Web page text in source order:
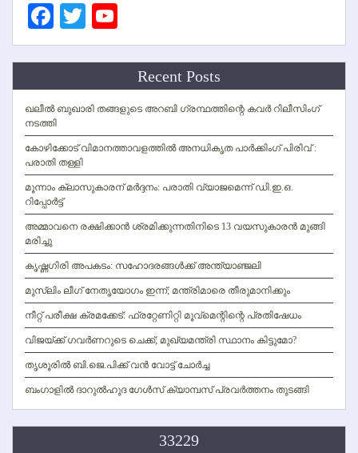
Facebook
Twitter
Channel
Recent Posts
ഖലീല്‍ ബുഖാരി തങ്ങളുടെ അറബി ഗ്രന്ഥത്തിന്റെ കവര്‍ റിലീസിംഗ്
നടത്തി
കോഴിക്കോട് വിമാനത്താവളത്തില്‍ അനധികൃത പാര്‍ക്കിംഗ് പിരിവ് :
പരാതി തള്ളി
മൂന്നാം ക്ലാസുകാരന് മര്‍ദ്ദനം: പരാതി വ്യാജമെന്ന് ഡി.ഇ.ഒ.
റിപ്പോര്‍ട്ട്
അമ്മാവനെ രക്ഷിക്കാന്‍ ശ്രമിക്കുന്നതിനിടെ 13 വയസുകാരന്‍ മുങ്ങി
മരിച്ചു
കൃഷ്ണഗിരി അപകടം: സഹോദരങ്ങള്‍ക്ക് അന്ത്യാഞ്ജലി
മുസ്ലിം ലീഗ് നേതൃയോഗം ഇന്ന്; മന്ത്രിമാരെ തീരുമാനിക്കും
നീറ്റ് പരീക്ഷ ക്രമക്കേട്: ഫ്രറ്റേണിറ്റി മൂവ്‌മെന്റിന്റെ പ്രതിഷേധം
വിജയ്ക്ക് ഗവര്‍ണറുടെ ചെക്ക്; മുഖ്യമന്ത്രി സ്ഥാനം കിട്ടുമോ?
തൃശൂരില്‍ ബി.ജെ.പിക്ക് വന്‍ വോട്ട് ചോര്‍ച്ച
ബംഗാളില്‍ ദാറുല്‍ഹുദ ഗേള്‍സ് ക്യാമ്പസ് പ്രവര്‍ത്തനം തുടങ്ങി
33229